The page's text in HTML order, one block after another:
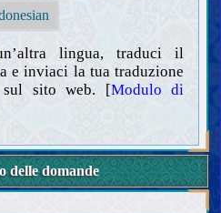
lingua, traduci il
e inviaci la tua traduzione
sul sito web. [Modulo di
delle domande
acquisire conoscenza (ijtihad)
della conoscenza